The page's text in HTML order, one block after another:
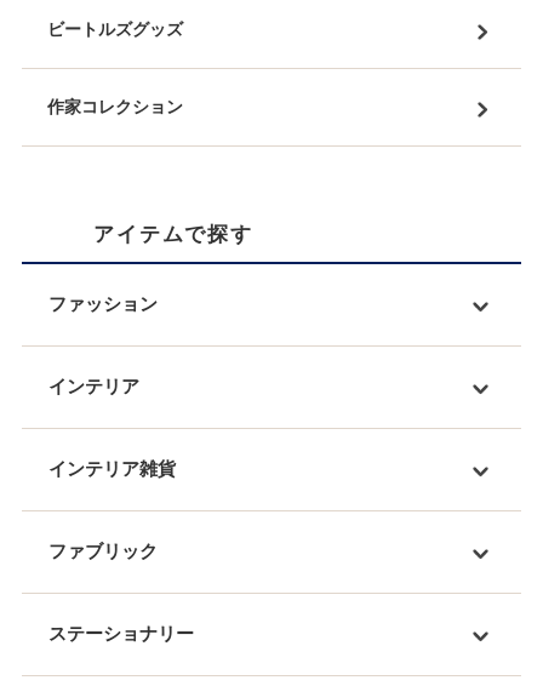
ビートルズグッズ
作家コレクション
アイテムで探す
ファッション
インテリア
インテリア雑貨
ファブリック
ステーショナリー